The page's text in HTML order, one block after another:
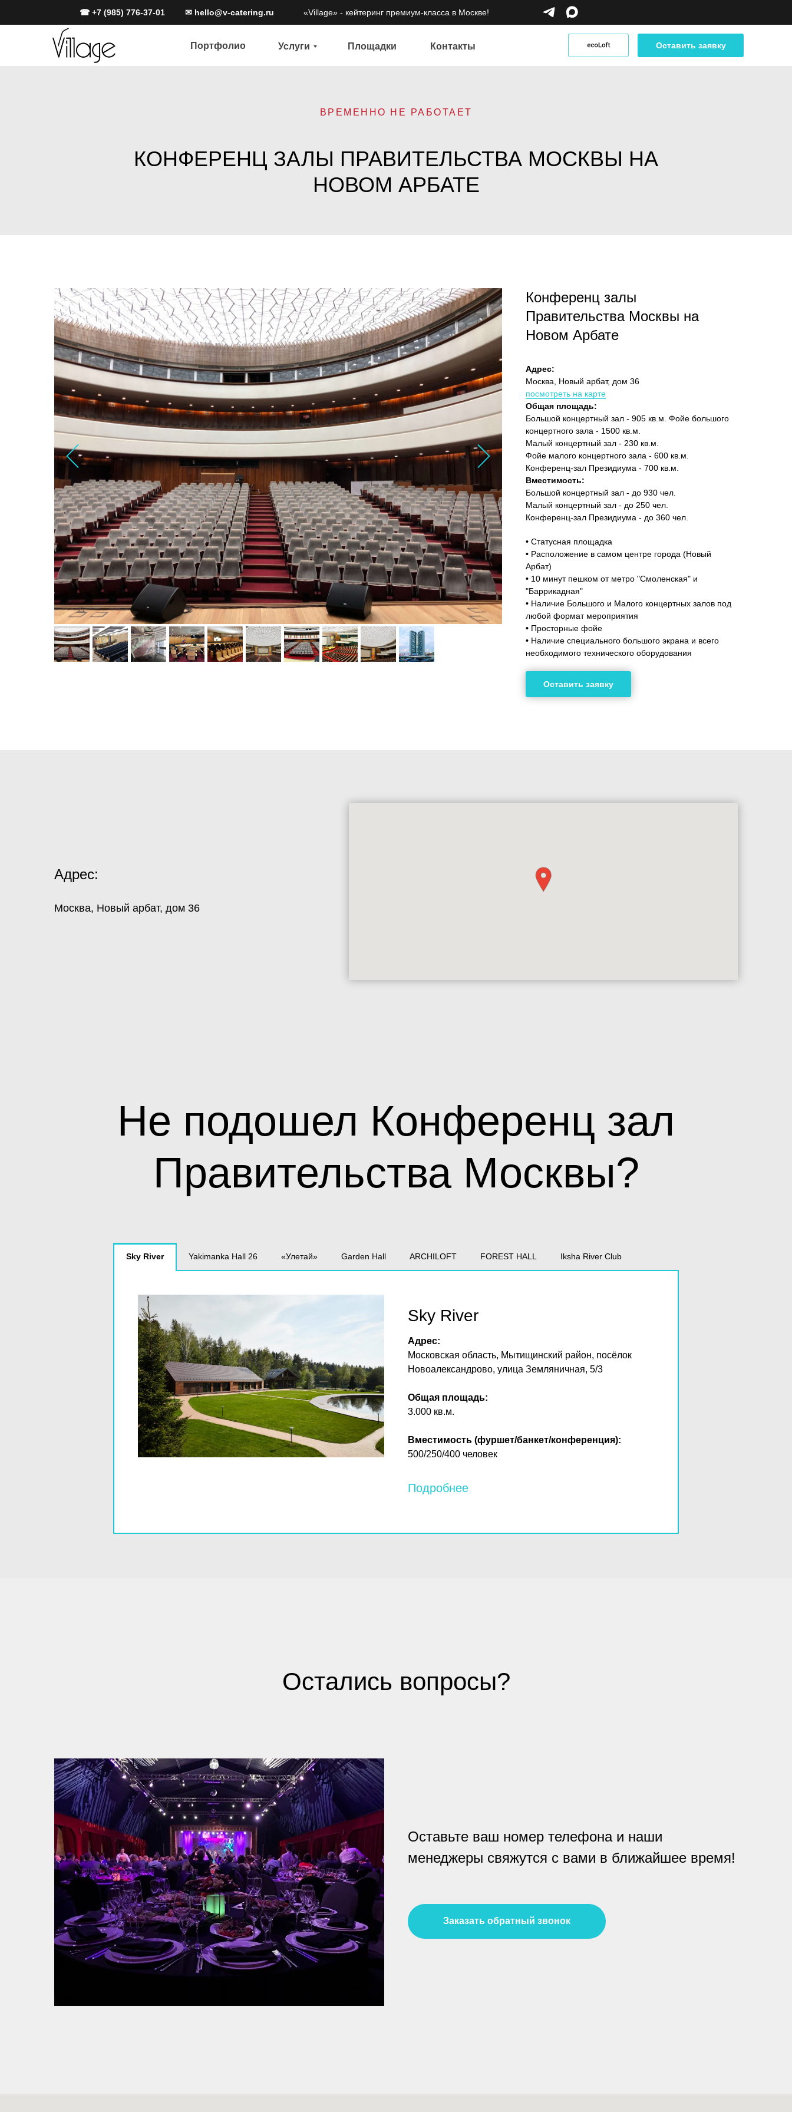
«Village» - кейтеринг премиум-класса в Москве!
☎ +7 (985) 776-37-01 ✉ hello@v-catering.ru
Портфолио Площадки Контакты Оставить заявку
Услуги
ВРЕМЕННО НЕ РАБОТАЕТ
КОНФЕРЕНЦ ЗАЛЫ ПРАВИТЕЛЬСТВА МОСКВЫ НА
НОВОМ АРБАТЕ
Конференц залы
Правительства Москвы на
Новом Арбате
Адрес:
Москва, Новый арбат, дом 36
посмотреть на карте
Общая площадь:
Большой концертный зал - 905 кв.м. Фойе большого
концертного зала - 1500 кв.м.
Малый концертный зал - 230 кв.м.
Фойе малого концертного зала - 600 кв.м.
Конференц-зал Президиума - 700 кв.м.
Вместимость:
Большой концертный зал - до 930 чел.
Малый концертный зал - до 250 чел.
Конференц-зал Президиума - до 360 чел.
• Статусная площадка
• Расположение в самом центре города (Новый
Арбат)
• 10 минут пешком от метро "Смоленская" и
"Баррикадная"
• Наличие Большого и Малого концертных залов под
любой формат мероприятия
• Просторные фойе
• Наличие специального большого экрана и всего
необходимого технического оборудования
Оставить заявку
Адрес:
Москва, Новый арбат, дом 36
Не подошел Конференц зал
Правительства Москвы?
Sky River Yakimanka Hall 26 «Улетай» Garden Hall ARCHILOFT FOREST HALL Iksha River Club
Sky River
Адрес:
Московская область, Мытищинский район, посёлок
Новоалександрово, улица Земляничная, 5/3
Общая площадь:
3.000 кв.м.
Вместимость (фуршет/банкет/конференция):
500/250/400 человек
Подробнее
Остались вопросы?
Оставьте ваш номер телефона и наши
менеджеры свяжутся с вами в ближайшее время!
Заказать обратный звонок